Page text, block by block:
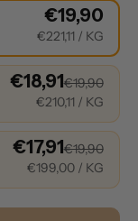
€19,90
€221,11 / KG
€18,91€19,90
€210,11 / KG
€17,91€19,90
€199,00/ KG